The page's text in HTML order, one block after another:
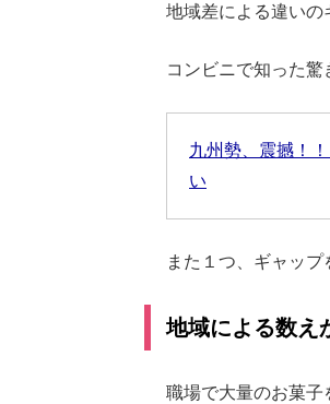
地域差による違いの
コンビニで知った驚
九州勢、震撼！
い
また１つ、ギャップ
地域による数え
職場で大量のお菓子